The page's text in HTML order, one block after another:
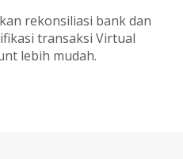
rekonsiliasi bank dan
transaksi Virtual
lebih mudah.